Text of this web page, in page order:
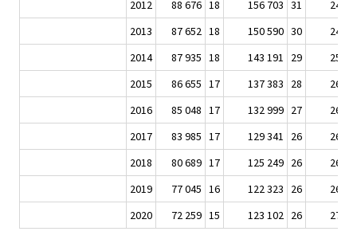
2012 88 676 18 156 703 31
241
2013
87 652 18 150 590 30
247
2014
87 935 18 143 191 29
256
2015
86 655 17 137 383 28
260
2016
85 048 17 132 999 27
264
2017
83 985 17 129 341 26
267
2018
80 689 17 125 249 26
268
2019
77 045 16 122 323 26
269
2020
72 259 15 123 102 26 270